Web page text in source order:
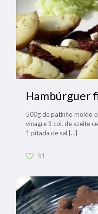
Hambúrguer
500g de patinho moído
vinagre 1 col. de azeite
1 pitada de sal […]
81